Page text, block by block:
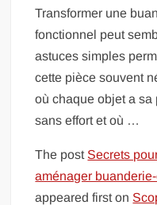
Transformer une
fonctionnel peut
astuces simples
cette pièce souvent
où chaque objet a
sans effort et où …
The post Secrets
aménager
appeared first on